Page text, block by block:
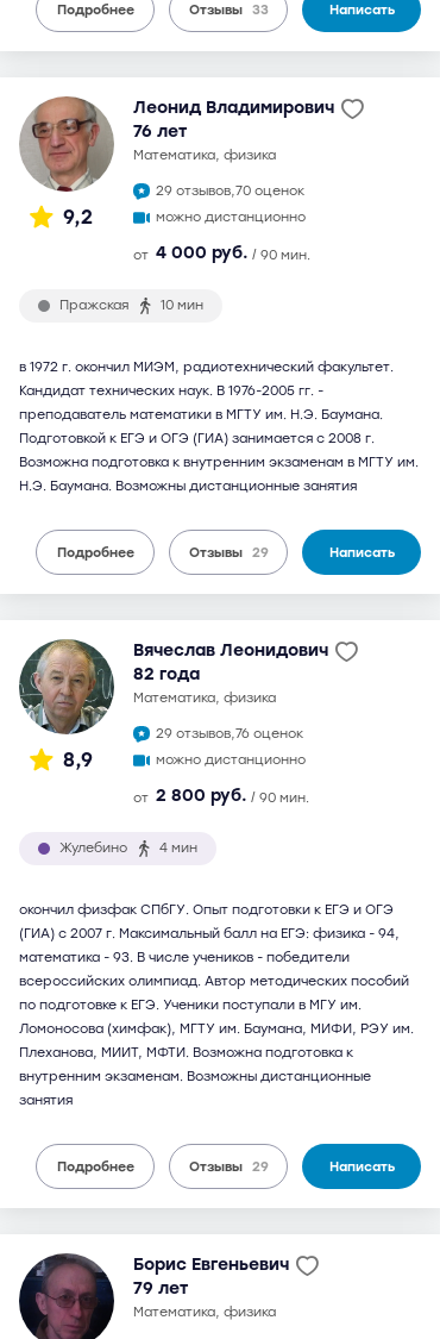
Подробнее Отзывы 33 Написать
9,2
Леонид Владимирович
76 лет
математика, физика
29 отзывов,70 оценок
можно дистанционно
от 4 000 руб. / 90 мин.
Пражская 10 мин
в 1972 г. окончил МИЭМ, радиотехнический факультет.
Кандидат технических наук. В 1976-2005 гг. -
преподаватель математики в МГТУ им. Н.Э. Баумана.
Подготовкой к ЕГЭ и ОГЭ (ГИА) занимается с 2008 г.
Возможна подготовка к внутренним экзаменам в МГТУ им.
Н.Э. Баумана. Возможны дистанционные занятия
Подробнее Отзывы 29 Написать
8,9
Вячеслав Леонидович
82 года
математика, физика
29 отзывов,76 оценок
можно дистанционно
от 2 800 руб. / 90 мин.
Жулебино 4 мин
окончил физфак СПбГУ. Опыт подготовки к ЕГЭ и ОГЭ
(ГИА) с 2007 г. Максимальный балл на ЕГЭ: физика - 94,
математика - 93. В числе учеников - победители
всероссийских олимпиад. Автор методических пособий
по подготовке к ЕГЭ. Ученики поступали в МГУ им.
Ломоносова (химфак), МГТУ им. Баумана, МИФИ, РЭУ им.
Плеханова, МИИТ, МФТИ. Возможна подготовка к
внутренним экзаменам. Возможны дистанционные
занятия
Подробнее Отзывы 29 Написать
Борис Евгеньевич
79 лет
математика, физика